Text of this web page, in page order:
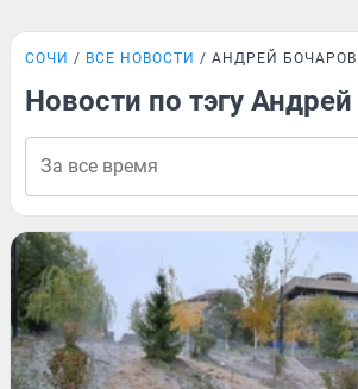
СОЧИ ВСЕ НОВОСТИ АНДРЕЙ БОЧАРОВ
Новости по тэгу